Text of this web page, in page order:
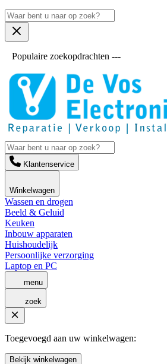
Populaire zoekopdrachten ---
Klantenservice
Winkelwagen
Wassen en drogen
Beeld & Geluid
Keuken
Inbouw apparaten
Huishoudelijk
Persoonlijke verzorging
Laptop en PC
menu
zoek
Toegevoegd aan uw winkelwagen:
Bekijk winkelwagen